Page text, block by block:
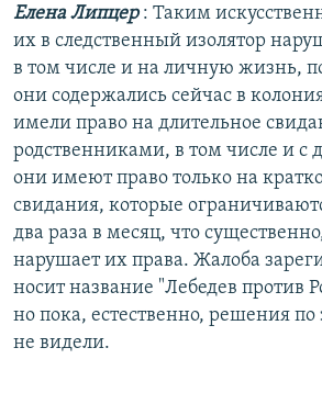
Елена Липцер: Таким
их в следственный изолятор
в том числе и на личную жизнь,
они содержались сейчас в
имели право на длительное
родственниками, в том числе и с
они имеют право только на
свидания, которые
два раза в месяц, что
нарушает их права. Жалоба
носит название "Лебедев против
но пока, естественно, решения
не видели.